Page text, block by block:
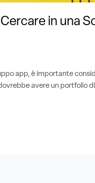
in una
app, è importante
avere un portfolio